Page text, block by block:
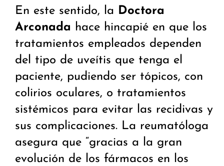
En este sentido, la Doctora
Arconada hace hincapié en que los
tratamientos empleados dependen
del tipo de uveítis que tenga el
paciente, pudiendo ser tópicos, con
colirios oculares, o tratamientos
sistémicos para evitar las recidivas y
sus complicaciones. La reumatóloga
asegura que “gracias a la gran
evolución de los fármacos en los